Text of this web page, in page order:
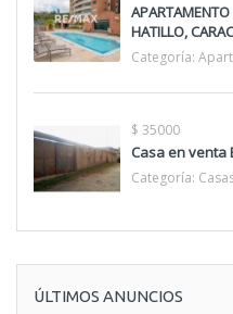
HATILLO,
Categoría:
$ 35000
Casa en venta
Categoría:
ÚLTIMOS ANUNCIOS